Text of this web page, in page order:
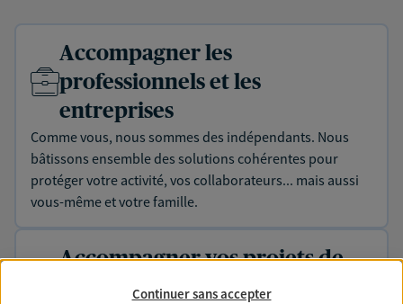
Accompagner les
professionnels et les
entreprises
Comme vous, nous sommes des indépendants. Nous
bâtissons ensemble des solutions cohérentes pour
protéger votre activité, vos collaborateurs... mais aussi
vous-même et votre famille.
Accompagner vos projets de
Continuer sans accepter